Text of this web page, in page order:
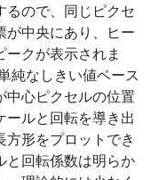
るので、同じピクセ
が中央にあり、ヒー
ークが表示されま
純なしきい値ベース
中心ピクセルの位置
ールと回転を導き出
方形をプロットでき
と回転係数は明らか